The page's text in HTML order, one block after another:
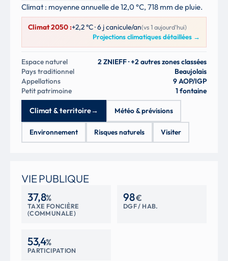
Climat : moyenne annuelle de 12,0 °C, 718 mm de pluie.
Climat 2050 :+2,2 °C · 6 j canicule/an(vs 1 aujourd'hui)
Projections climatiques détaillées →
Espace naturel
2 ZNIEFF · +2 autres zones classées
Pays traditionnel
Beaujolais
Appellations
9 AOP/IGP
Petit patrimoine
1 fontaine
Climat & territoire→ Météo & prévisions
Environnement Risques naturels Visiter
VIE PUBLIQUE
37,8%
TAXE FONCIÈRE
(COMMUNALE)
98€
DGF / HAB.
53,4%
PARTICIPATION